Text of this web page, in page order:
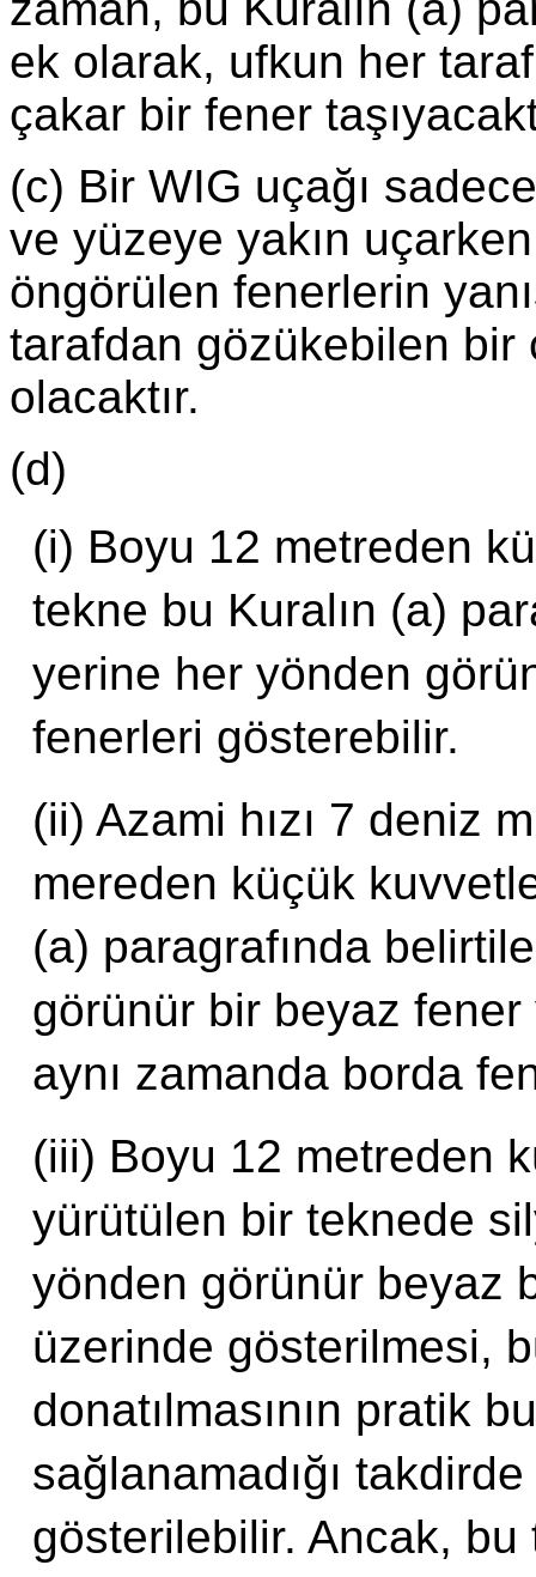
ek olarak, ufkun her
çakar bir fener
(c) Bir WIG uçağı
ve yüzeye yakın
öngörülen fenerlerin
tarafdan gözükebilen bir
olacaktır.
(d)
(i) Boyu 12 metreden
tekne bu Kuralın (a)
yerine her yönden
fenerleri gösterebilir.
(ii) Azami hızı 7 deniz
mereden küçük
(a) paragrafında
görünür bir beyaz
aynı zamanda borda
(iii) Boyu 12 metreden
yürütülen bir teknede
yönden görünür beyaz
üzerinde gösterilmesi,
donatılmasının pratik
sağlanamadığı
gösterilebilir. Ancak,